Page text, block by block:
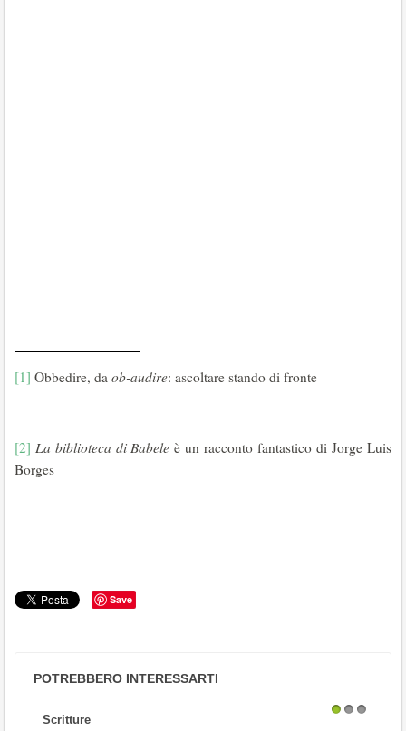
[1] Obbedire, da ob-audire: ascoltare stando di fronte
[2] La biblioteca di Babele è un racconto fantastico di Jorge Luis
Borges
Save
POTREBBERO INTERESSARTI
Scritture